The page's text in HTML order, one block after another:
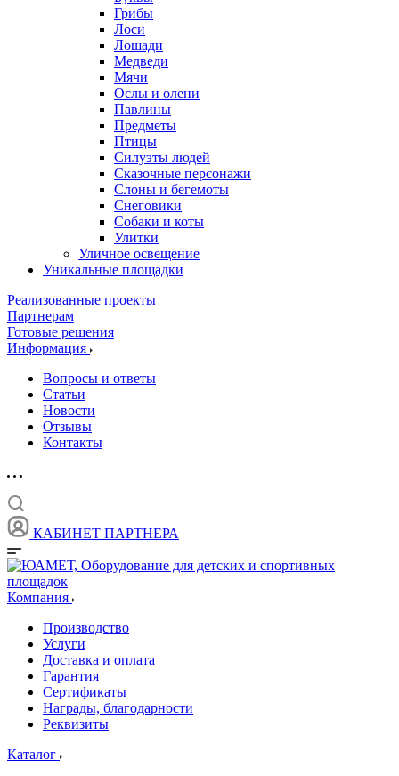
Грибы
Лоси
Лошади
Медведи
Мячи
Ослы и олени
Павлины
Предметы
Птицы
Силуэты людей
Сказочные персонажи
Слоны и бегемоты
Снеговики
Собаки и коты
Улитки
Уличное освещение
Уникальные площадки
Реализованные проекты
Партнерам
Готовые решения
Информация
Вопросы и ответы
Статьи
Новости
Отзывы
Контакты
КАБИНЕТ ПАРТНЕРА
Компания
Производство
Услуги
Доставка и оплата
Гарантия
Сертификаты
Награды, благодарности
Реквизиты
Каталог